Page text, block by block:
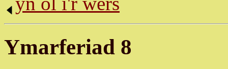
Ymarferiad 8